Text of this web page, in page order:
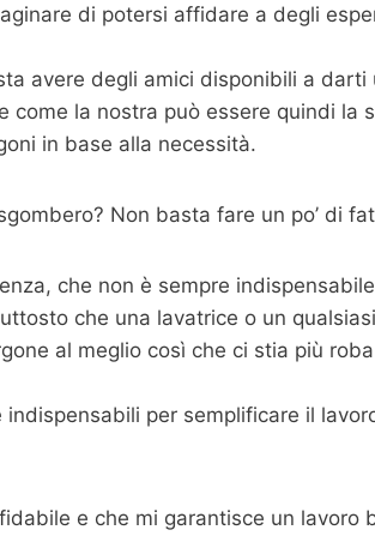
di potersi affidare a degli
avere degli amici disponibili a
la nostra può essere quindi la
in base alla necessità.
Non basta fare un po’ di
che non è sempre
che una lavatrice o un
al meglio così che ci stia più
per semplificare il
e che mi garantisce un lavoro